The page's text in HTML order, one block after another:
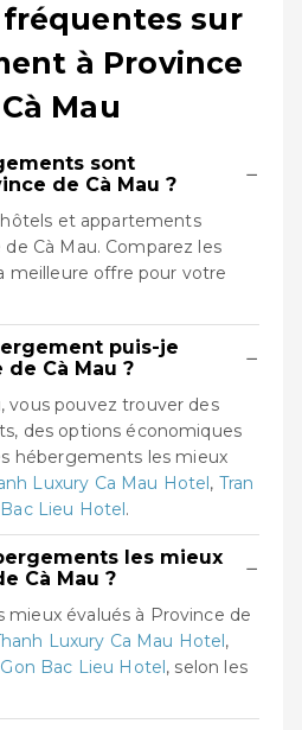
sur
à Province
Mau
sont
de Cà Mau ?
−
et appartements
Cà Mau. Comparez les
meilleure offre pour votre
puis-je
Cà Mau ?
−
vous pouvez trouver des
des options économiques
hébergements les mieux
Luxury Ca Mau Hotel, Tran
Lieu Hotel.
les mieux
Cà Mau ?
−
mieux évalués à Province de
Luxury Ca Mau Hotel,
Bac Lieu Hotel, selon les